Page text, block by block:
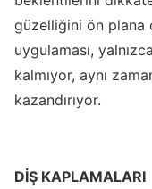
güzelliğini ön plana
uygulaması,
kalmıyor, aynı
kazandırıyor.
DİŞ KAPLAMALARI